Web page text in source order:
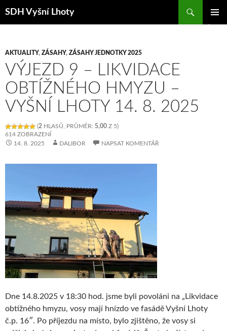
SDH Vyšní Lhoty
AKTUALITY, ZÁSAHY, ZÁSAHY JEDNOTKY 2025
VÝJEZD 9 – LIKVIDACE
OBTÍŽNÉHO HMYZU –
VYŠNÍ LHOTY 14. 8. 2025
(2 HLASŮ, PRŮMĚR: 5,00 Z 5)
614 ZOBRAZENÍ
14. 8. 2025
DALIBOR NAPSAT KOMENTÁŘ
Dne 14.8.2025 v 18:30 hod. jsme byli povoláni na „Likvidace
obtížného hmyzu, vosy mají hnízdo ve fasádě Vyšní Lhoty
č.p. 16″. Po příjezdu na místo, bylo zjištěno, že vosy si